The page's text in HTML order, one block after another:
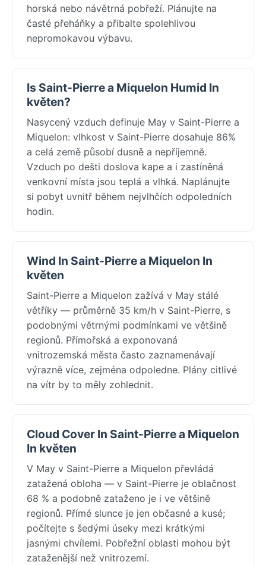
horská nebo návětrná pobřeží. Plánujte na
časté přeháňky a přibalte spolehlivou
nepromokavou výbavu.
Is Saint-Pierre a Miquelon Humid In
květen?
Nasycený vzduch definuje May v Saint-Pierre a
Miquelon: vlhkost v Saint-Pierre dosahuje 86%
a celá země působí dusně a nepříjemně.
Vzduch po dešti doslova kape a i zastíněná
venkovní místa jsou teplá a vlhká. Naplánujte
si pobyt uvnitř během nejvlhčích odpoledních
hodin.
Wind In Saint-Pierre a Miquelon In
květen
Saint-Pierre a Miquelon zažívá v May stálé
větříky — průměrně 35 km/h v Saint-Pierre, s
podobnými větrnými podmínkami ve většině
regionů. Přímořská a exponovaná
vnitrozemská města často zaznamenávají
výrazně více, zejména odpoledne. Plány citlivé
na vítr by to měly zohlednit.
Cloud Cover In Saint-Pierre a Miquelon
In květen
V May v Saint-Pierre a Miquelon převládá
zatažená obloha — v Saint-Pierre je oblačnost
68 % a podobně zataženo je i ve většině
regionů. Přímé slunce je jen občasné a kusé;
počítejte s šedými úseky mezi krátkými
jasnými chvílemi. Pobřežní oblasti mohou být
zataženější než vnitrozemí.